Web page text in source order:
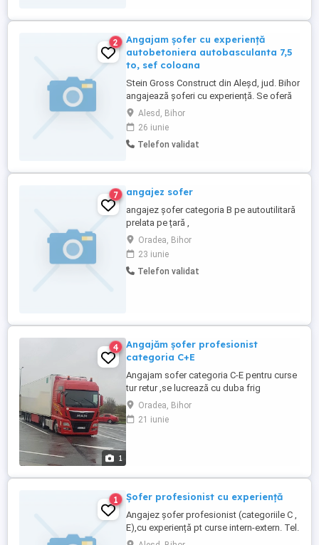
2
Angajam șofer cu experiență
autobetoniera autobasculanta 7,5
to, sef coloana
Stein Gross Construct din Aleșd, jud. Bihor
angajează șoferi cu experiență. Se oferă
cazare daca e cazul. Detalii la numărul de
telefon din anunț.
Alesd, Bihor
26 iunie
Telefon validat
7 angajez sofer
angajez șofer categoria B pe autoutilitară
prelata pe țară ,
Oradea, Bihor
23 iunie
Telefon validat
1
4
Angajăm șofer profesionist
categoria C+E
Angajam sofer categoria C-E pentru curse
tur retur ,se lucrează cu duba frig
informații la
Oradea, Bihor
21 iunie
1 Șofer profesionist cu experiență
Angajez șofer profesionist (categoriile C ,
E),cu experiență pt curse intern-extern. Tel.